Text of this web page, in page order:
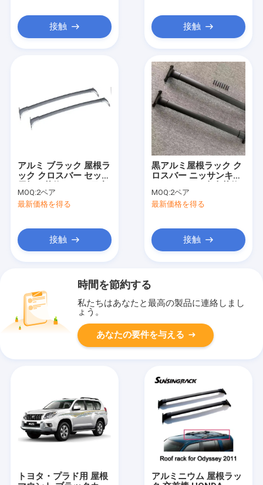
接触 接触
アルミ ブラック 屋根ラ
ック クロスバー セット
アルマダ 2017-2020
MOQ:2ペア
最新価格を得る
接触
黒アルミ屋根ラック ク
ロスバー ニッサンキッ
ラック
MOQ:2ペア
最新価格を得る
接触
時間を節約する
私たちはあなたと最高の製品に連絡しまし
ょう。
あなたの要件を与える
トヨタ・プラド用 屋根
アルミニウム 屋根ラッ